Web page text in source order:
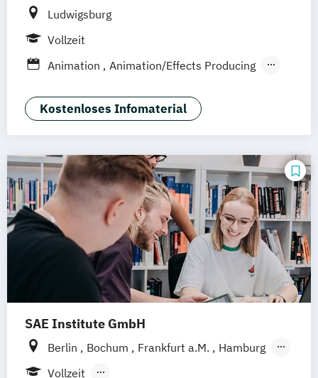
Ludwigsburg
Vollzeit
Animation
Animation/Effects Producing
Visual Effects
Kostenloses Infomaterial
SAE Institute GmbH
Berlin Bochum Frankfurt a.M.
Hamburg
Köln
Leipzig
Vollzeit